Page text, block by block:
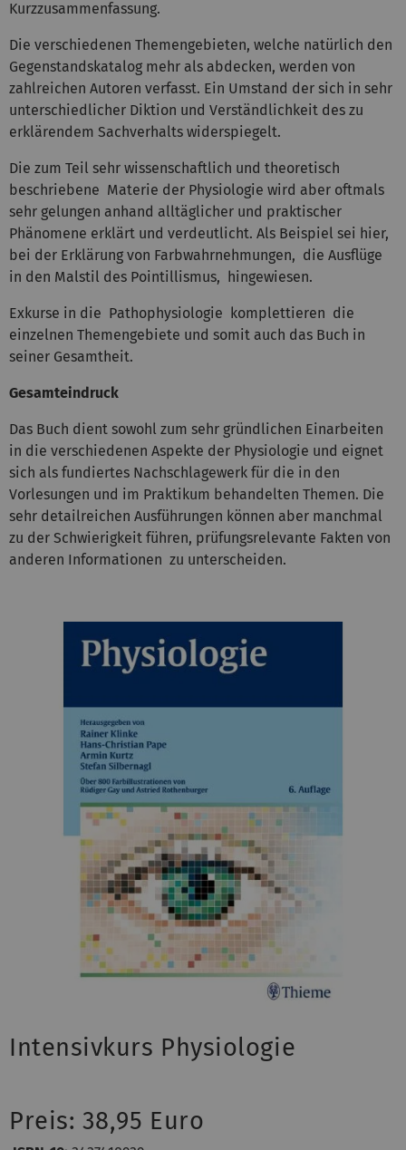
Kurzzusammenfassung.
Die verschiedenen Themengebieten, welche natürlich den
Gegenstandskatalog mehr als abdecken, werden von
zahlreichen Autoren verfasst. Ein Umstand der sich in sehr
unterschiedlicher Diktion und Verständlichkeit des zu
erklärendem Sachverhalts widerspiegelt.
Die zum Teil sehr wissenschaftlich und theoretisch
beschriebene Materie der Physiologie wird aber oftmals
sehr gelungen anhand alltäglicher und praktischer
Phänomene erklärt und verdeutlicht. Als Beispiel sei hier,
bei der Erklärung von Farbwahrnehmungen, die Ausflüge
in den Malstil des Pointillismus, hingewiesen.
Exkurse in die Pathophysiologie komplettieren die
einzelnen Themengebiete und somit auch das Buch in
seiner Gesamtheit.
Gesamteindruck
Das Buch dient sowohl zum sehr gründlichen Einarbeiten
in die verschiedenen Aspekte der Physiologie und eignet
sich als fundiertes Nachschlagewerk für die in den
Vorlesungen und im Praktikum behandelten Themen. Die
sehr detailreichen Ausführungen können aber manchmal
zu der Schwierigkeit führen, prüfungsrelevante Fakten von
anderen Informationen zu unterscheiden.
Intensivkurs Physiologie
Preis: 38,95 Euro